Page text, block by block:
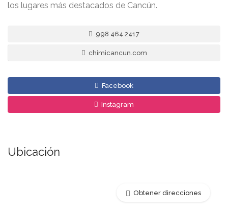
los lugares más destacados de Cancún.
998 464 2417
chimicancun.com
Facebook
Instagram
Ubicación
Obtener direcciones